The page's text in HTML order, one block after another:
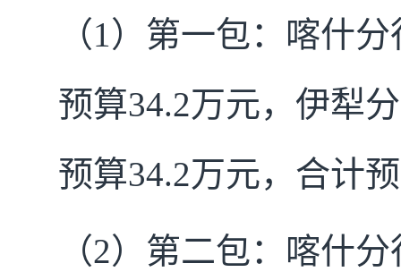
（1）第一包：喀什分
预算34.2万元，伊犁
预算34.2万元，合计
（2）第二包：喀什分